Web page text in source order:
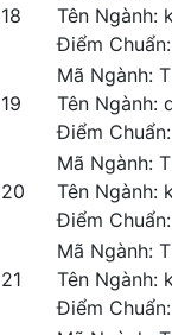
18
Tên Ngành:
Điểm
19
Mã Ngành:
Tên Ngành:
Điểm
20
Mã Ngành:
Tên Ngành:
Điểm
21
Mã Ngành:
Tên Ngành:
Điểm